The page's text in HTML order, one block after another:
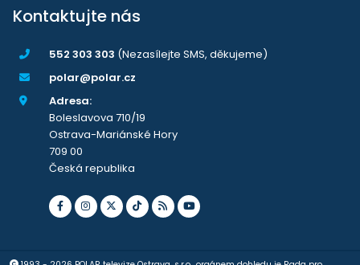
Kontaktujte nás
552 303 303 (Nezasílejte SMS, děkujeme)
polar@polar.cz
Adresa:
Boleslavova 710/19
Ostrava-Mariánské Hory
709 00
Česká republika